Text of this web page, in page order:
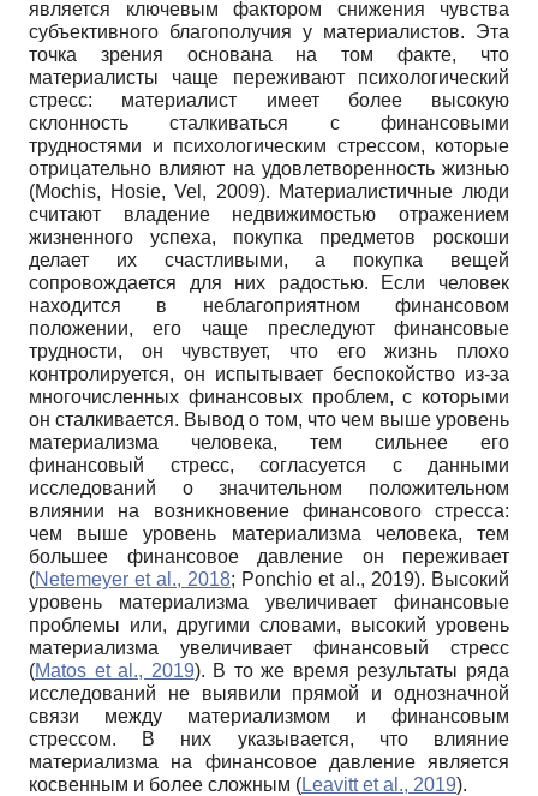
является ключевым фактором снижения чувства
субъективного благополучия у материалистов. Эта
точка зрения основана на том факте, что
материалисты чаще переживают психологический
стресс: материалист имеет более высокую
склонность сталкиваться с финансовыми
трудностями и психологическим стрессом, которые
отрицательно влияют на удовлетворенность жизнью
(Mochis, Hosie, Vel, 2009). Материалистичные люди
считают владение недвижимостью отражением
жизненного успеха, покупка предметов роскоши
делает их счастливыми, а покупка вещей
сопровождается для них радостью. Если человек
находится в неблагоприятном финансовом
положении, его чаще преследуют финансовые
трудности, он чувствует, что его жизнь плохо
контролируется, он испытывает беспокойство из-за
многочисленных финансовых проблем, с которыми
он сталкивается. Вывод о том, что чем выше уровень
материализма человека, тем сильнее его
финансовый стресс, согласуется с данными
исследований о значительном положительном
влиянии на возникновение финансового стресса:
чем выше уровень материализма человека, тем
большее финансовое давление он переживает
(Netemeyer et al., 2018; Ponchio et al., 2019). Высокий
уровень материализма увеличивает финансовые
проблемы или, другими словами, высокий уровень
материализма увеличивает финансовый стресс
(Matos et al., 2019). В то же время результаты ряда
исследований не выявили прямой и однозначной
связи между материализмом и финансовым
стрессом. В них указывается, что влияние
материализма на финансовое давление является
косвенным и более сложным (Leavitt et al., 2019).